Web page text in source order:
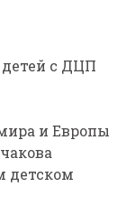
с ДЦП
и Европы
детском